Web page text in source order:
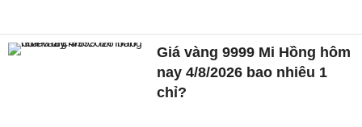
Giá vàng 9999 Mi Hồng hôm
nay 4/8/2026 bao nhiêu 1
chỉ?